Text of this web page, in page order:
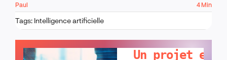
Paul
4 Min
Tags: Intelligence artificielle
Un projet en